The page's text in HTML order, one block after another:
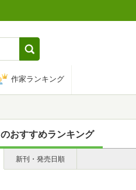
作家ランキング
のおすすめランキング
新刊・発売日順